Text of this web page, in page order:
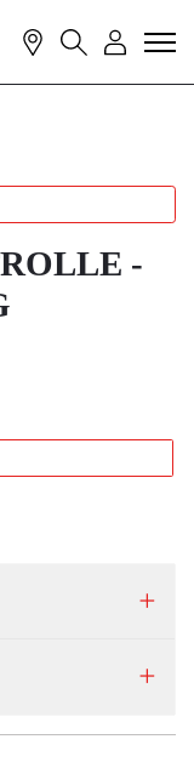
KontaktSucheLogin
-